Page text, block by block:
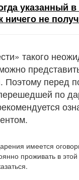
указанный
ничего не
такого
Поэтому перед
по
имеется
проживать в этой